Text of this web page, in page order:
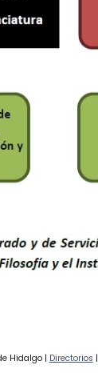
Hidalgo | Directorios |